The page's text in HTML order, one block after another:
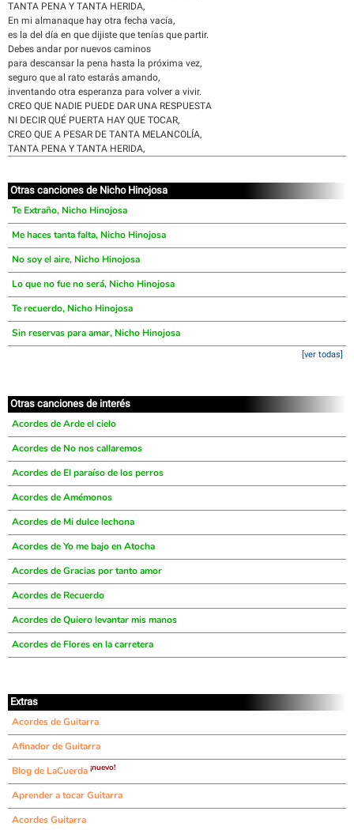
TANTA PENA Y TANTA HERIDA,
En mi almanaque hay otra fecha vacía,
es la del día en que dijiste que tenías que partir.
Debes andar por nuevos caminos
para descansar la pena hasta la próxima vez,
seguro que al rato estarás amando,
inventando otra esperanza para volver a vivir.
CREO QUE NADIE PUEDE DAR UNA RESPUESTA
NI DECIR QUÉ PUERTA HAY QUE TOCAR,
CREO QUE A PESAR DE TANTA MELANCOLÍA,
TANTA PENA Y TANTA HERIDA,
Otras canciones de Nicho Hinojosa
Te Extraño, Nicho Hinojosa
Me haces tanta falta, Nicho Hinojosa
No soy el aire, Nicho Hinojosa
Lo que no fue no será, Nicho Hinojosa
Te recuerdo, Nicho Hinojosa
Sin reservas para amar, Nicho Hinojosa
[ver todas]
Otras canciones de interés
Acordes de Arde el cielo
Acordes de No nos callaremos
Acordes de El paraíso de los perros
Acordes de Amémonos
Acordes de Mi dulce lechona
Acordes de Yo me bajo en Atocha
Acordes de Gracias por tanto amor
Acordes de Recuerdo
Acordes de Quiero levantar mis manos
Acordes de Flores en la carretera
Extras
Acordes de Guitarra
Afinador de Guitarra
Blog de LaCuerda ¡nuevo!
Aprender a tocar Guitarra
Acordes Guitarra